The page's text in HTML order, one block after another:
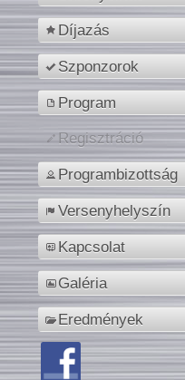
Díjazás
Szponzorok
Program
Regisztráció
Programbizottság
Versenyhelyszín
Kapcsolat
Galéria
Eredmények